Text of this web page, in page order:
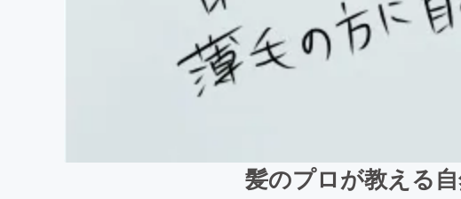
髪のプロが教える